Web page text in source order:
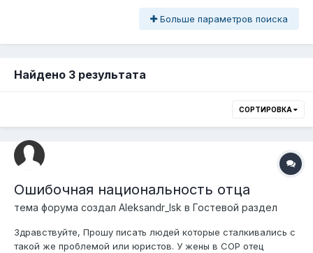
Больше параметров поиска
Найдено 3 результата
СОРТИРОВКА
Ошибочная национальность отца
тема форума создал Aleksandr_lsk в Гостевой раздел
Здравствуйте, Прошу писать людей которые сталкивались с
такой же проблемой или юристов. У жены в СОР отец